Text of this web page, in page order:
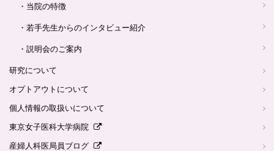
・当院の特徴
・若手先生からのインタビュー紹介
・説明会のご案内
研究について
オプトアウトについて
個人情報の取扱いについて
東京女子医科大学病院
産婦人科医局員ブログ